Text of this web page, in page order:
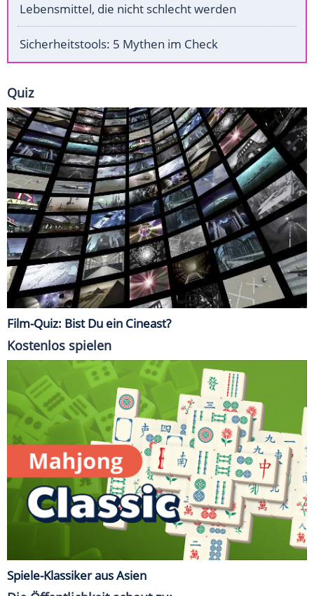
Lebensmittel, die nicht schlecht werden
Sicherheitstools: 5 Mythen im Check
Quiz
Film-Quiz: Bist Du ein Cineast?
Kostenlos spielen
Spiele-Klassiker aus Asien